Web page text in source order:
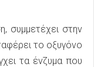
συμμετέχει στην
το οξυγόνο
τα ένζυμα που